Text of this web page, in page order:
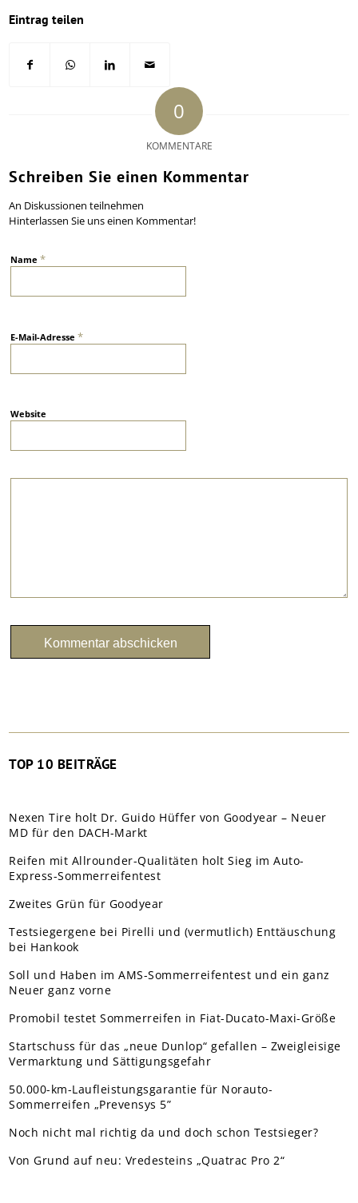
Eintrag teilen
0
KOMMENTARE
Schreiben Sie einen Kommentar
An Diskussionen teilnehmen
Hinterlassen Sie uns einen Kommentar!
Name*
E-Mail-Adresse*
Website
TOP 10 BEITRÄGE
Nexen Tire holt Dr. Guido Hüffer von Goodyear – Neuer
MD für den DACH-Markt
Reifen mit Allrounder-Qualitäten holt Sieg im Auto-
Express-Sommerreifentest
Zweites Grün für Goodyear
Testsiegergene bei Pirelli und (vermutlich) Enttäuschung
bei Hankook
Soll und Haben im AMS-Sommerreifentest und ein ganz
Neuer ganz vorne
Promobil testet Sommerreifen in Fiat-Ducato-Maxi-Größe
Startschuss für das „neue Dunlop“ gefallen – Zweigleisige
Vermarktung und Sättigungsgefahr
50.000-km-Laufleistungsgarantie für Norauto-
Sommerreifen „Prevensys 5”
Noch nicht mal richtig da und doch schon Testsieger?
Von Grund auf neu: Vredesteins „Quatrac Pro 2“